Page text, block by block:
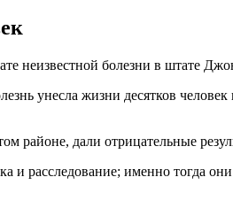
неизвестной болезни в штате
унесла жизни десятков
районе, дали отрицательные
расследование; именно тогда